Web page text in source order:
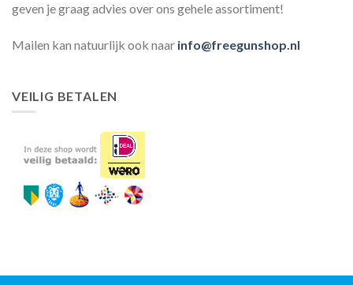
geven je graag advies over ons gehele assortiment!
Mailen kan natuurlijk ook naar info@freegunshop.nl
VEILIG BETALEN